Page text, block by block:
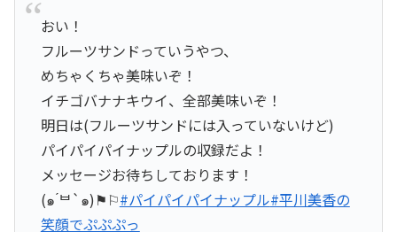
おい！
フルーツサンドっていうやつ、
めちゃくちゃ美味いぞ！
イチゴバナナキウイ、全部美味いぞ！
明日は(フルーツサンドには入っていないけど)
パイパイパイナップルの収録だよ！
メッセージお待ちしております！
(๑ ́ᄇ`๑)⚑︎⚐︎#パイパイパイナップル#平川美香の
笑顔でぷぷぷっ